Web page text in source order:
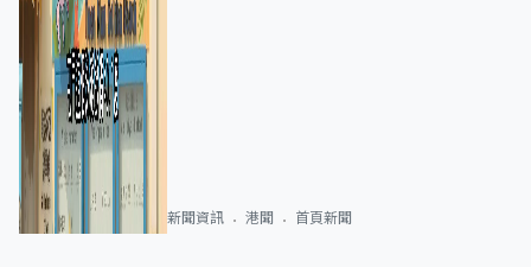
新聞資訊 港聞 首頁新聞